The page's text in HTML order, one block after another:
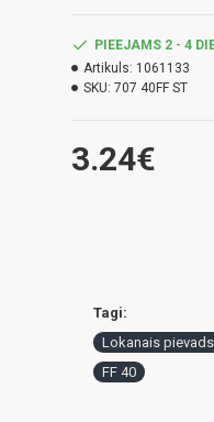
3.24€
PIEEJAMS 2 - 4
Artikuls: 1061133
SKU: 707 40FF ST
Tagi:
Lokanais
FF 40